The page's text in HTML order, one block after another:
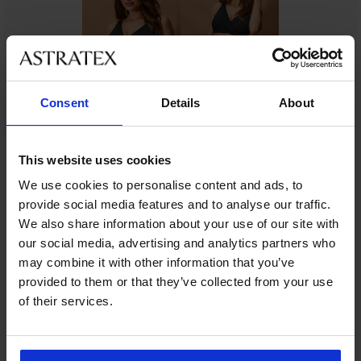
Consent Details About
This website uses cookies
We use cookies to personalise content and ads, to
provide social media features and to analyse our traffic.
We also share information about your use of our site with
our social media, advertising and analytics partners who
may combine it with other information that you’ve
provided to them or that they’ve collected from your use
of their services.
5
Spodní
díl
DIVA
by
-25 % ALL25
4,4
Spodní
díl
plavek
Lagoon
-25 % ALL25
4,8
díl
Universal
bikiny
-25 % ALL25
5
díl
Universal
brazilky
LIMITED Výprodej -30%
5
díl
Satin
Black
-25 % ALL25
4,8
díl
Lara
Gold
LIMITED -20%
díl
Black
Luxe
-25 % ALL25
5
sukně
všitým
spodním
LIMITED Výprodej -50%
díl
Roxy
450
Ze stejné kolekce